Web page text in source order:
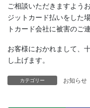
ご相談いただきますよう
ジットカード払いをした
トカード会社に被害のご
お客様におかれまして、
し上げます。
カテゴリー お知らせ